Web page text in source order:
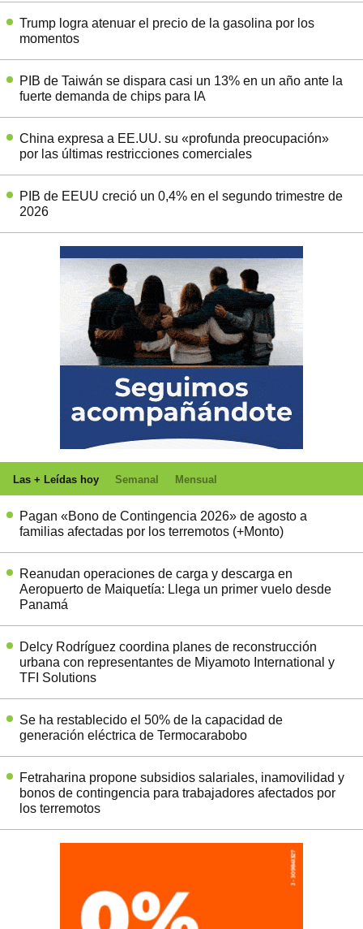
Trump logra atenuar el precio de la gasolina por los
momentos
PIB de Taiwán se dispara casi un 13% en un año ante la
fuerte demanda de chips para IA
China expresa a EE.UU. su «profunda preocupación»
por las últimas restricciones comerciales
PIB de EEUU creció un 0,4% en el segundo trimestre de
2026
Las + Leídas hoy Semanal Mensual
Pagan «Bono de Contingencia 2026» de agosto a
familias afectadas por los terremotos (+Monto)
Reanudan operaciones de carga y descarga en
Aeropuerto de Maiquetía: Llega un primer vuelo desde
Panamá
Delcy Rodríguez coordina planes de reconstrucción
urbana con representantes de Miyamoto International y
TFI Solutions
Se ha restablecido el 50% de la capacidad de
generación eléctrica de Termocarabobo
Fetraharina propone subsidios salariales, inamovilidad y
bonos de contingencia para trabajadores afectados por
los terremotos